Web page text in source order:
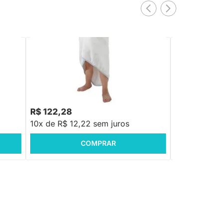
Toalha de Bebê com Capuz Comfort
Power Azul - 80x100cm
R$ 122,28
10x de R$ 12,22 sem juros
COMPRAR